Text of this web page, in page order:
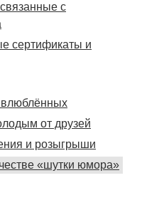
с
сертификаты и
от друзей
и розыгрыши
«шутки юмора»